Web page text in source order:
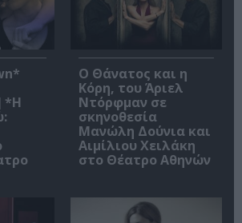
*Η
Ο Θάνατος και η
Κόρη, του Άριελ
Ντόρφμαν σε
σκηνοθεσία
Μανώλη Δούνια και
Αιμίλιου Χειλάκη
στο Θέατρο Αθηνών